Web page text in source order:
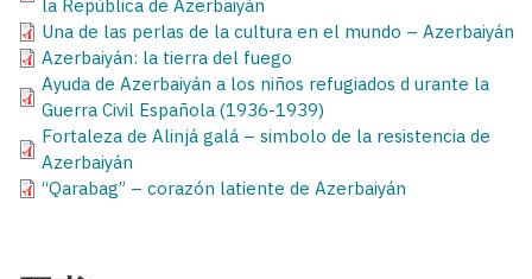
la República de Azerbaiyán
Una de las perlas de la cultura en el mundo – Azerbaiyán
Azerbaiyán: la tierra del fuego
Ayuda de Azerbaiyán a los niños refugiados d urante la
Guerra Civil Española (1936-1939)
Fortaleza de Alinjá galá – simbolo de la resistencia de
Azerbaiyán
“Qarabag” – corazón latiente de Azerbaiyán